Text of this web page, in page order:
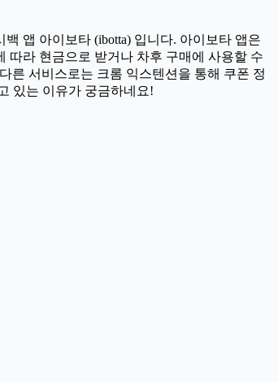
앱 아이보타 (ibotta) 입니다. 아이보타 앱은
따라 현금으로 받거나 차후 구매에 사용할 수
른 서비스로는 크롬 익스텐션을 통해 쿠폰 정
있는 이유가 궁금하네요!